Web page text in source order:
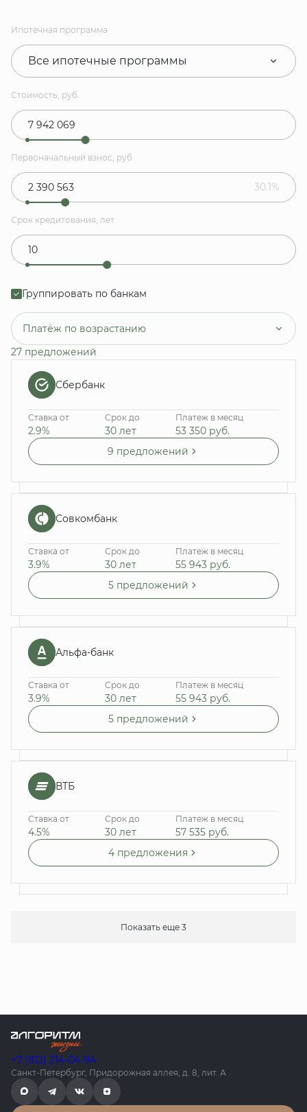
Ипотечная программа
Все ипотечные программы
Стоимость, руб.
Первоначальный взнос, руб.
30.1%
Срок кредитования, лет
Группировать по банкам
Платёж по возрастанию
27 предложений
Сбербанк
Ставка от
2.9%
Срок до
30 лет
Платеж в месяц
53 350 руб.
9 предложений
Совкомбанк
Ставка от
3.9%
Срок до
30 лет
Платеж в месяц
55 943 руб.
5 предложений
Альфа-банк
Ставка от
3.9%
Срок до
30 лет
Платеж в месяц
55 943 руб.
5 предложений
ВТБ
Ставка от
4.5%
Срок до
30 лет
Платеж в месяц
57 535 руб.
4 предложения
Показать еще 3
+7 (812) 214-04-94
Санкт-Петербург, Придорожная аллея, д. 8, лит. А